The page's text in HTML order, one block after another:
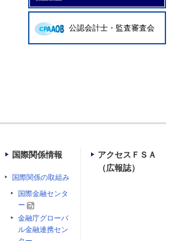
公認会計士・監査審査会
国際関係情報
国際関係の取組み
国際金融センタ
ー
金融庁グローバ
ル金融連携セン
アクセスＦＳＡ
（広報誌）